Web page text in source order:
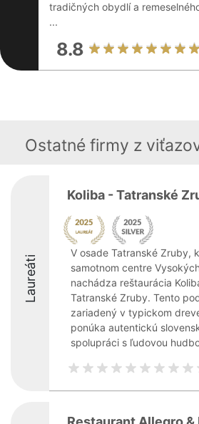
tradičných obydlí a
...
8.8
Ostatné firmy z
Laureáti
Koliba - Tatranské
V osade Tatranské Zruby,
samotnom centre
nachádza reštaurácia
Tatranské Zruby. Tento
zariadený v typickom
ponúka autentickú
spolupráci s ľudovou